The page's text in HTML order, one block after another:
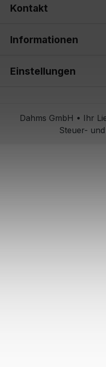
Kontakt
Informationen
Einstellungen
Dahms GmbH • Ihr
Steuer-